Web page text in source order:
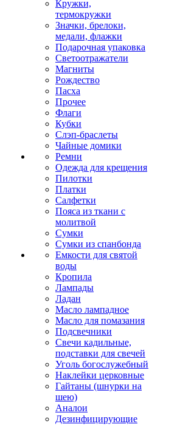
Кружки,
термокружки
Значки, брелоки,
медали, флажки
Подарочная упаковка
Светоотражатели
Магниты
Рождество
Пасха
Прочее
Флаги
Кубки
Слэп-браслеты
Чайные домики
Ремни
Одежда для крещения
Пилотки
Платки
Салфетки
Пояса из ткани с
молитвой
Сумки
Сумки из спанбонда
Емкости для святой
воды
Кропила
Лампады
Ладан
Масло лампадное
Масло для помазания
Подсвечники
Свечи кадильные,
подставки для свечей
Уголь богослужебный
Наклейки церковные
Гайтаны (шнурки на
шею)
Аналои
Дезинфицирующие